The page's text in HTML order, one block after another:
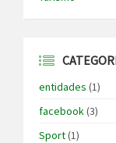
entidades (1)
facebook(3)
Sport(1)